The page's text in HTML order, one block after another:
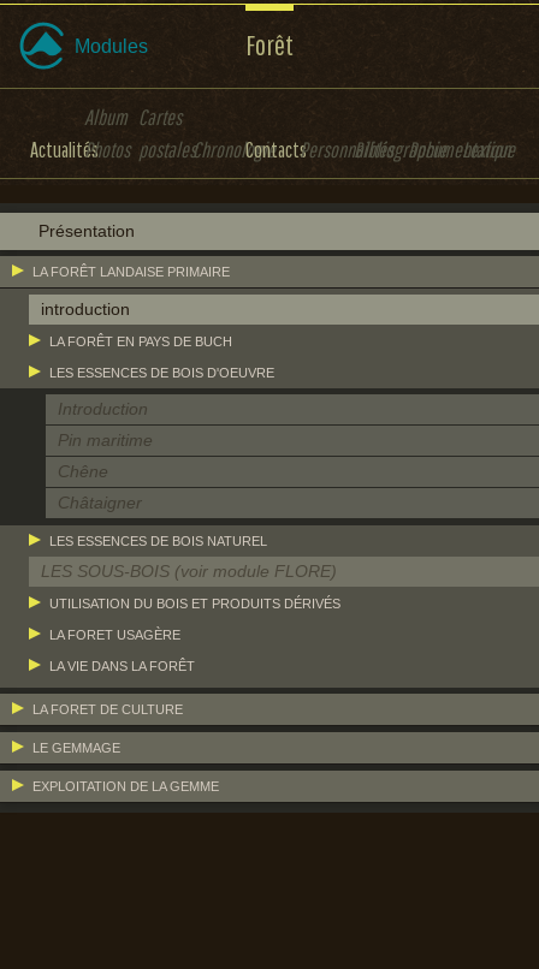
Modules Forêt
Actualités
Album
Photos
Cartes
postalesChronologieContactsPersonnalitésBibliographieDocumentation
Lexique
Présentation
LA FORÊT LANDAISE PRIMAIRE
introduction
LA FORÊT EN PAYS DE BUCH
LES ESSENCES DE BOIS D'OEUVRE
Introduction
Pin maritime
Chêne
Châtaigner
LES ESSENCES DE BOIS NATUREL
LES SOUS-BOIS (voir module FLORE)
UTILISATION DU BOIS ET PRODUITS DÉRIVÉS
LA FORET USAGÈRE
LA VIE DANS LA FORÊT
LA FORET DE CULTURE
LE GEMMAGE
EXPLOITATION DE LA GEMME